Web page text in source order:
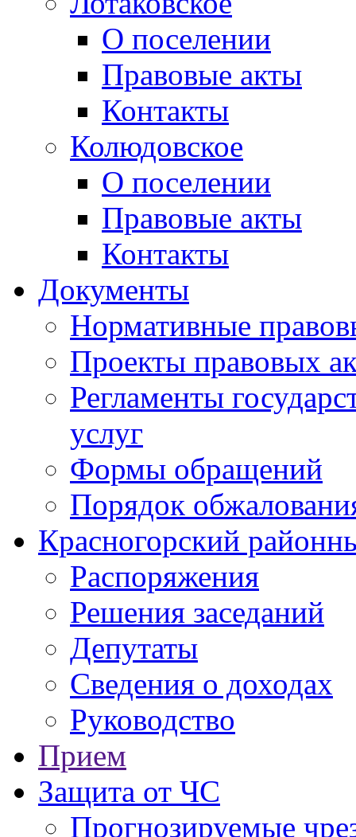
О поселении
Правовые акты
Контакты
Колюдовское
О поселении
Правовые акты
Контакты
Документы
Нормативные
Проекты правовых
Регламенты
услуг
Формы обращений
Порядок
Красногорский
Распоряжения
Решения заседаний
Депутаты
Сведения о доходах
Руководство
Прием
Защита от ЧС
Прогнозируемые